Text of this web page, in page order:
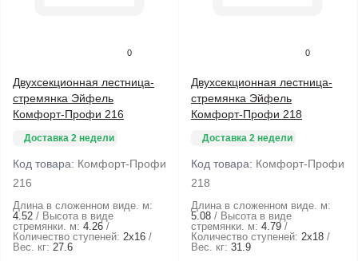
0
Двухсекционная лестница-
стремянка Эйфель
Комфорт-Профи 216
Доставка 2 недели
Код товара: Комфорт-Профи
216
Длина в сложенном виде. м:
4.52
Высота в виде
стремянки. м: 4.26
Количество ступеней: 2х16
Вес. кг: 27.6
0
Двухсекционная лестница-
стремянка Эйфель
Комфорт-Профи 218
Доставка 2 недели
Код товара: Комфорт-Профи
218
Длина в сложенном виде. м:
5.08
Высота в виде
стремянки. м: 4.79
Количество ступеней: 2х18
Вес. кг: 31.9